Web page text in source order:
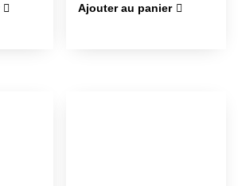
Ajouter au panier